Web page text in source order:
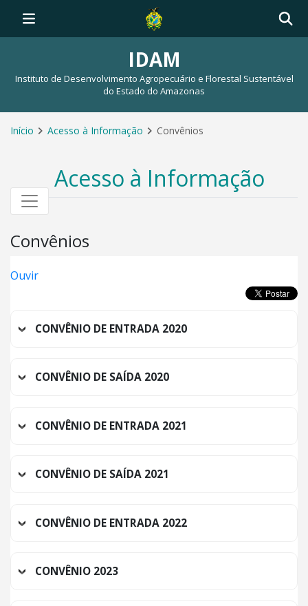
IDAM
Instituto de Desenvolvimento Agropecuário e Florestal Sustentável
do Estado do Amazonas
Início Acesso à Informação Convênios
Acesso à Informação
Convênios
Ouvir
CONVÊNIO DE ENTRADA 2020
CONVÊNIO DE SAÍDA 2020
CONVÊNIO DE ENTRADA 2021
CONVÊNIO DE SAÍDA 2021
CONVÊNIO DE ENTRADA 2022
CONVÊNIO 2023